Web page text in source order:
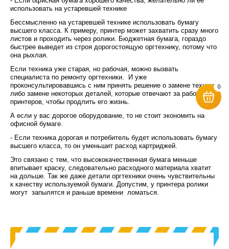
использовать на устаревшей технике
Бессмысленно на устаревшей технике использовать бумагу
высшего класса. К примеру, принтер может захватить сразу много
листов и проходить через ролики. Бюджетная бумага, гораздо
быстрее выведет из строя дорогостоящую оргтехнику, потому что
она рыхлая.
Если техника уже старая, но рабочая, можно вызвать
специалиста по ремонту оргтехники. И уже
проконсультировавшись с ним принять решение о замене технике,
либо замене некоторых деталей, которые отвечают за работу
принтеров, чтобы продлить его жизнь.
А если у вас дорогое оборудование, то не стоит экономить на
офисной бумаге.
- Если техника дорогая и потребитель будет использовать бумагу
высшего класса, то он уменьшит расход картриджей.
Это связано с тем, что высококачественная бумага меньше
впитывает краску, следовательно расходного материала хватит
на дольше. Так же даже детали оргтехники очень чувствительны
к качеству используемой бумаги. Допустим, у принтера ролики
могут запылятся и раньше времени ломаться.
0